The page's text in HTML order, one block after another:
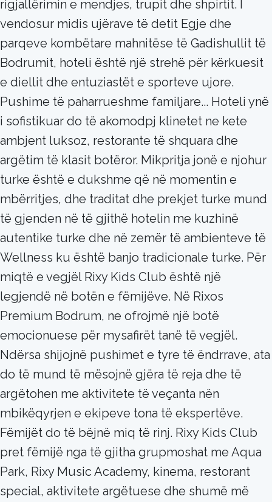
rigjallërimin e mendjes, trupit dhe shpirtit. I
vendosur midis ujërave të detit Egje dhe
parqeve kombëtare mahnitëse të Gadishullit të
Bodrumit, hoteli është një strehë për kërkuesit
e diellit dhe entuziastët e sporteve ujore.
Pushime të paharrueshme familjare... Hoteli ynë
i sofistikuar do të akomodpj klinetet ne kete
ambjent luksoz, restorante të shquara dhe
argëtim të klasit botëror. Mikpritja jonë e njohur
turke është e dukshme që në momentin e
mbërritjes, dhe traditat dhe prekjet turke mund
të gjenden në të gjithë hotelin me kuzhinë
autentike turke dhe në zemër të ambienteve të
Wellness ku është banjo tradicionale turke. Për
miqtë e vegjël Rixy Kids Club është një
legjendë në botën e fëmijëve. Në Rixos
Premium Bodrum, ne ofrojmë një botë
emocionuese për mysafirët tanë të vegjël.
Ndërsa shijojnë pushimet e tyre të ëndrrave, ata
do të mund të mësojnë gjëra të reja dhe të
argëtohen me aktivitete të veçanta nën
mbikëqyrjen e ekipeve tona të ekspertëve.
Fëmijët do të bëjnë miq të rinj. Rixy Kids Club
pret fëmijë nga të gjitha grupmoshat me Aqua
Park, Rixy Music Academy, kinema, restorant
special, aktivitete argëtuese dhe shumë më